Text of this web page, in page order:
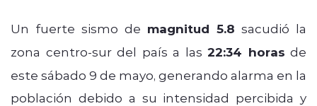
Un fuerte sismo de magnitud 5.8 sacudió la
zona centro-sur del país a las 22:34 horas de
este sábado 9 de mayo, generando alarma en la
población debido a su intensidad percibida y